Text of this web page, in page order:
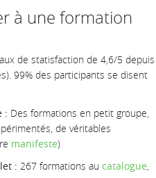
à une formation
de statisfaction de 4,6/5 depuis
99% des participants se disent
: Des formations en petit groupe,
de véritables
manifeste)
: 267 formations au catalogue,